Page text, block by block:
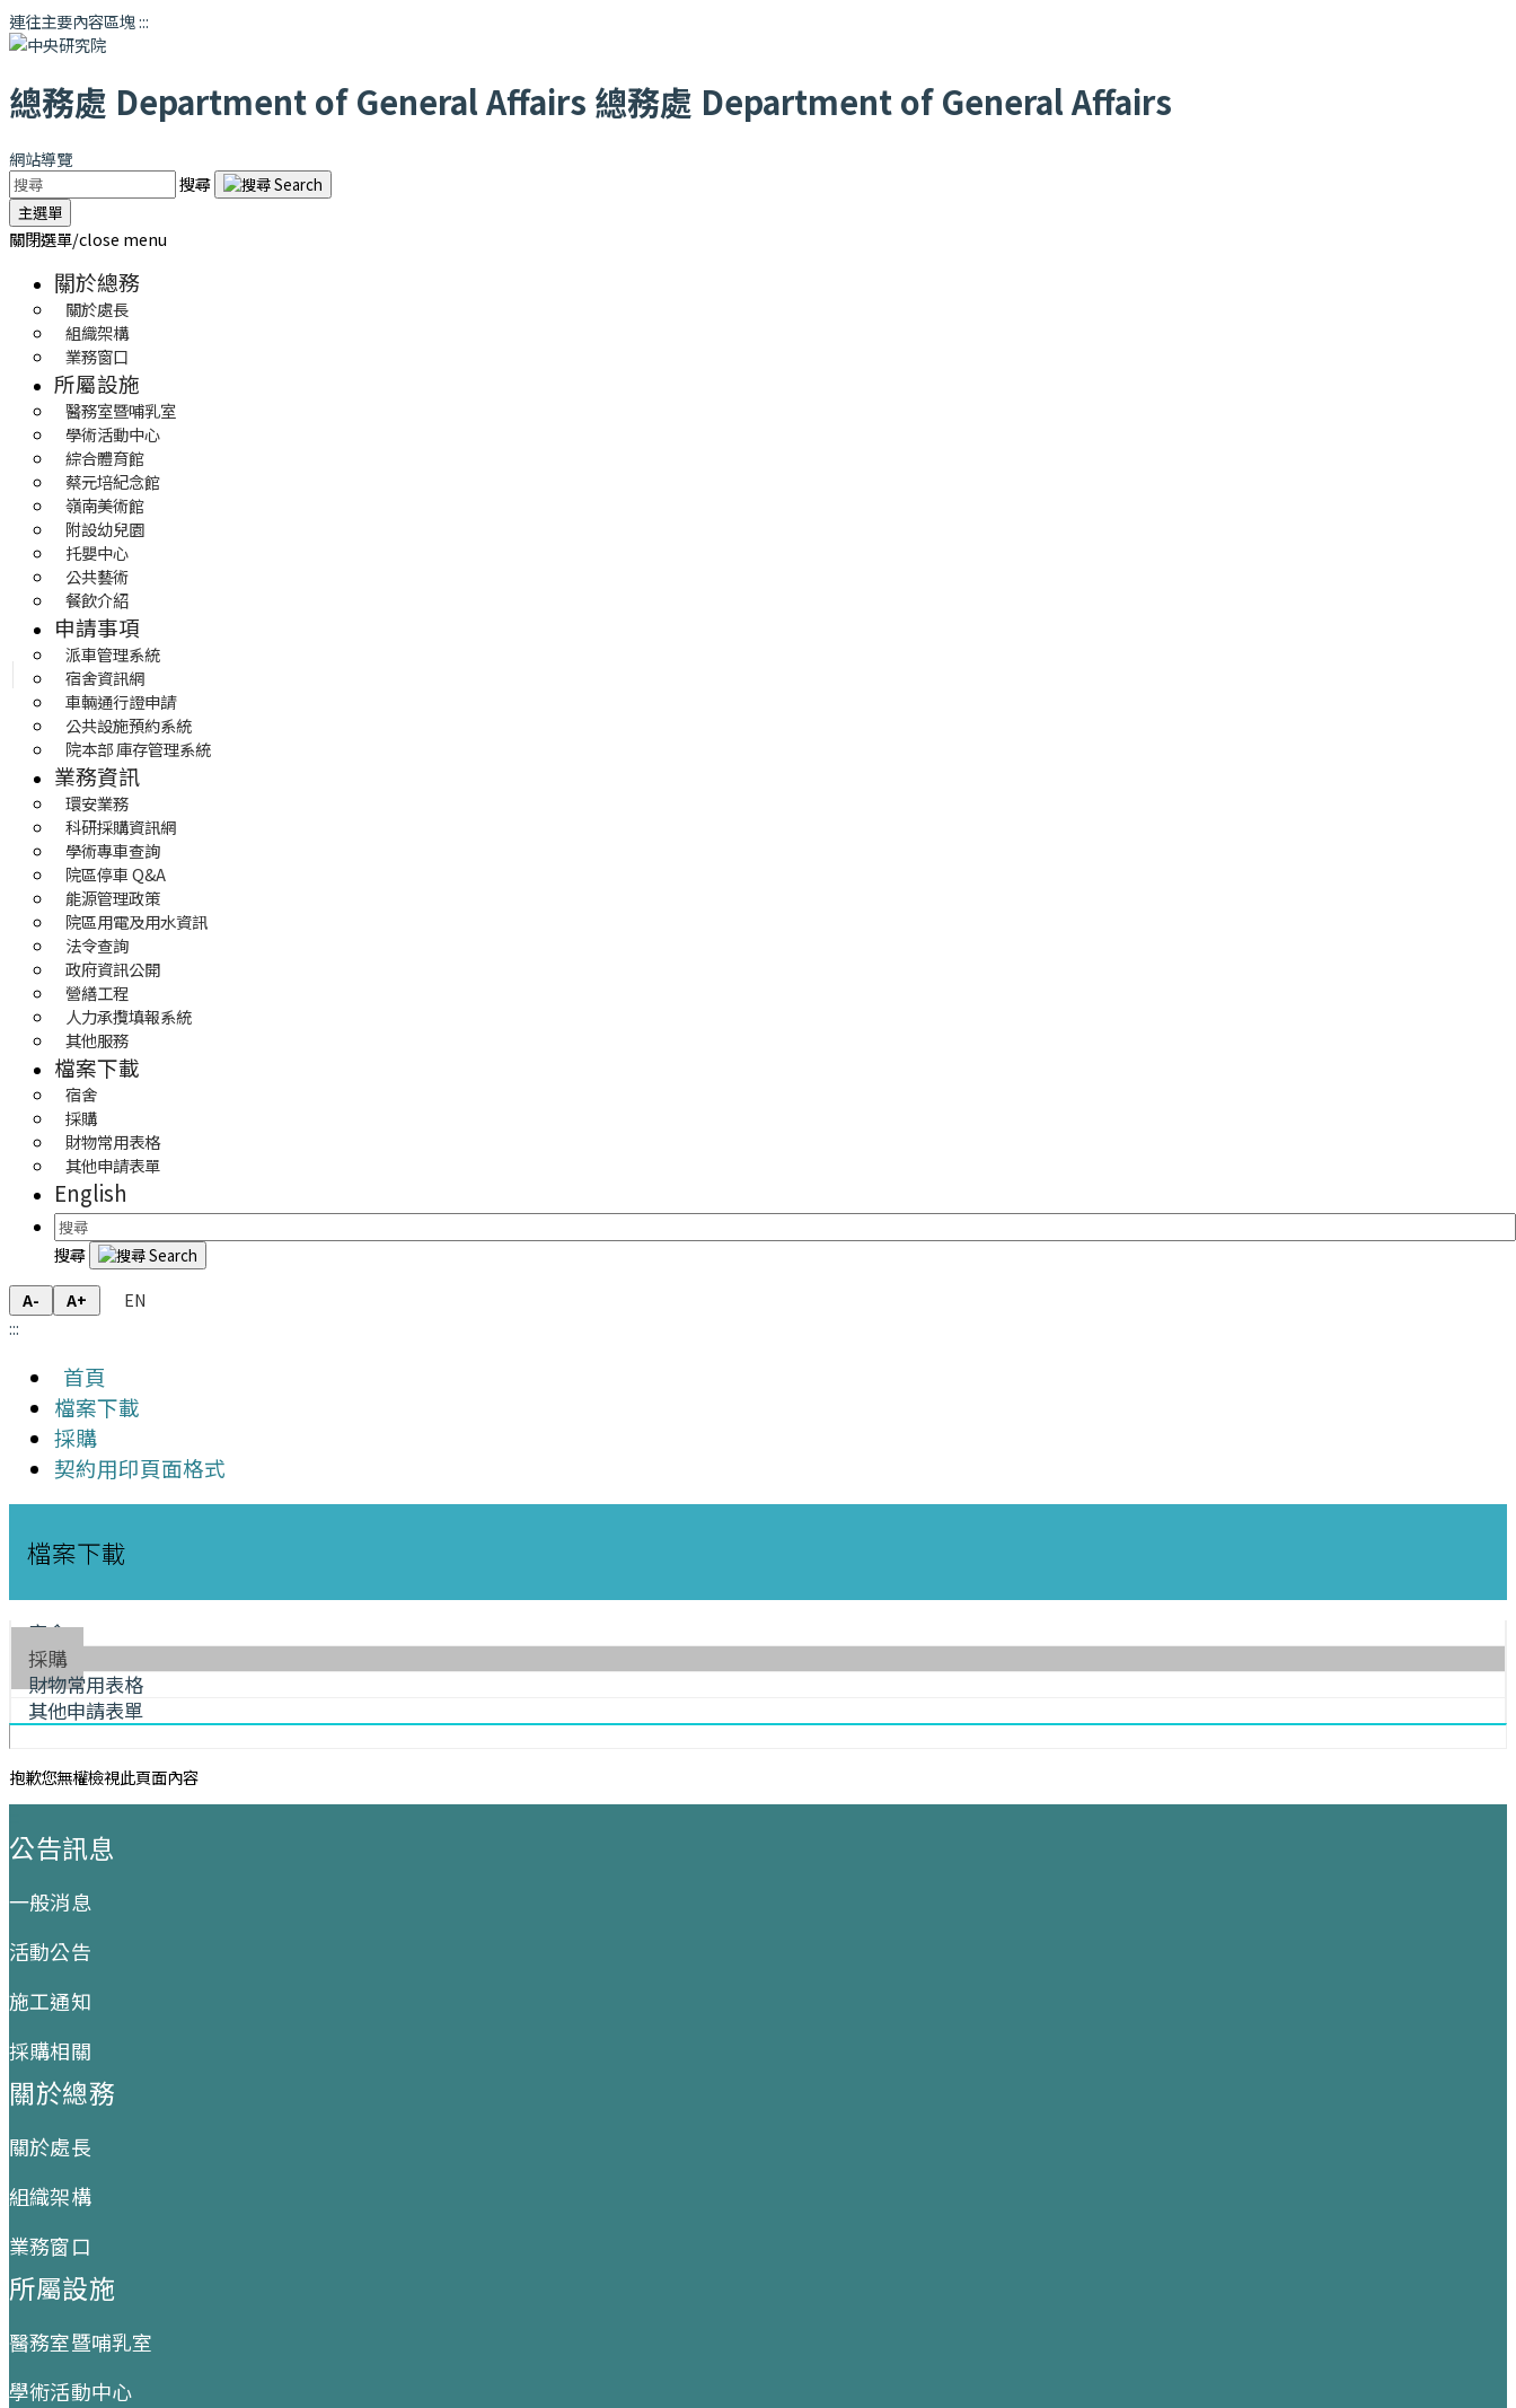
連往主要內容區塊:::
總務處 Department of General Affairs 總務處 Department of General Affairs
網站導覽
搜尋
主選單
關閉選單/close menu
關於總務
關於處長
組織架構
業務窗口
所屬設施
醫務室暨哺乳室
學術活動中心
綜合體育館
蔡元培紀念館
嶺南美術館
附設幼兒園
托嬰中心
公共藝術
餐飲介紹
申請事項
派車管理系統
宿舍資訊網
車輛通行證申請
公共設施預約系統
院本部 庫存管理系統
業務資訊
環安業務
科研採購資訊網
學術專車查詢
院區停車 Q&A
能源管理政策
院區用電及用水資訊
法令查詢
政府資訊公開
營繕工程
人力承攬填報系統
其他服務
檔案下載
宿舍
採購
財物常用表格
其他申請表單
English
搜尋
A- A+
EN
:::
首頁
檔案下載
採購
契約用印頁面格式
檔案下載
宿舍
採購
財物常用表格
其他申請表單
抱歉您無權檢視此頁面內容
公告訊息
一般消息
活動公告
施工通知
採購相關
關於總務
關於處長
組織架構
業務窗口
所屬設施
醫務室暨哺乳室
學術活動中心